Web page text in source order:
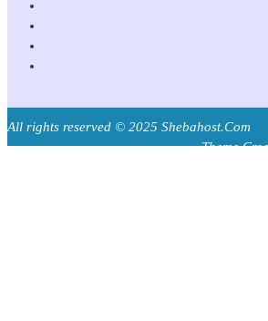
All rights reserved © 2025 Shebahost.Com
Theme